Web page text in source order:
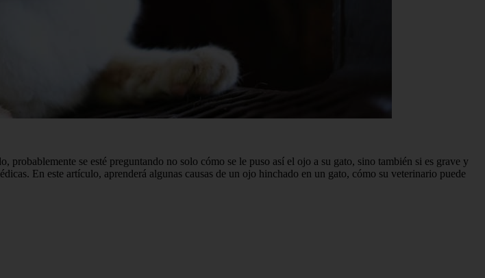
se esté preguntando no solo cómo se le puso así el ojo a su gato, sino también si es grave y
En este artículo, aprenderá algunas causas de un ojo hinchado en un gato, cómo su veterinario puede